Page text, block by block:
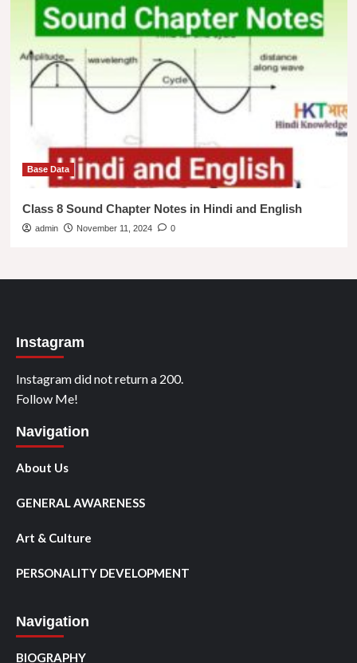
Base Data
Class 8 Sound Chapter Notes in Hindi and English
admin November 11, 2024 0
Instagram
Instagram did not return a 200.
Follow Me!
Navigation
About Us
GENERAL AWARENESS
Art & Culture
PERSONALITY DEVELOPMENT
Navigation
BIOGRAPHY